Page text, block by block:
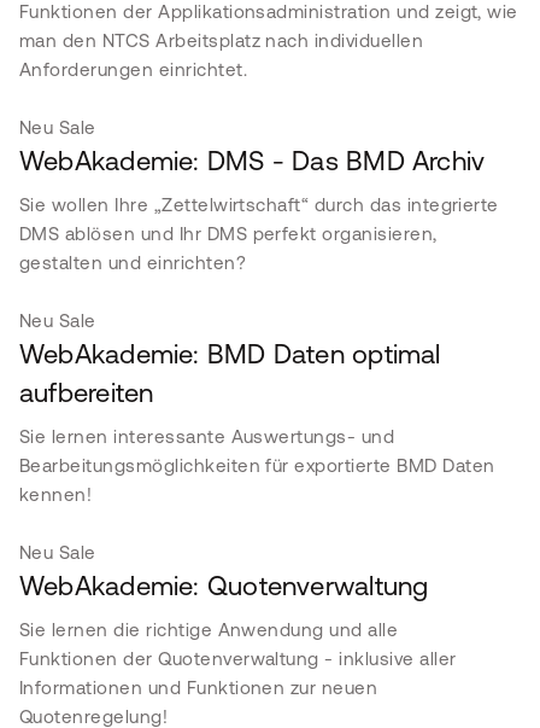
Funktionen der Applikationsadministration und zeigt, wie
man den NTCS Arbeitsplatz nach individuellen
Anforderungen einrichtet.
Neu Sale
WebAkademie: DMS - Das BMD Archiv
Sie wollen Ihre „Zettelwirtschaft“ durch das integrierte
DMS ablösen und Ihr DMS perfekt organisieren,
gestalten und einrichten?
Neu Sale
WebAkademie: BMD Daten optimal
aufbereiten
Sie lernen interessante Auswertungs- und
Bearbeitungsmöglichkeiten für exportierte BMD Daten
kennen!
Neu Sale
WebAkademie: Quotenverwaltung
Sie lernen die richtige Anwendung und alle
Funktionen der Quotenverwaltung - inklusive aller
Informationen und Funktionen zur neuen
Quotenregelung!